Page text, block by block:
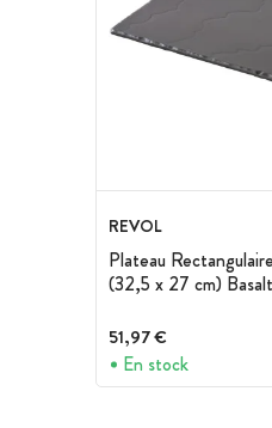
REVOL
Plateau
(32,5 x 27 cm)
51,97 €
En stock